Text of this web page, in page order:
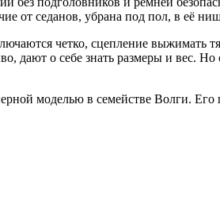
от седанов, убрана под пол, в её
четко, сцепление выжимать
дают о себе знать размеры и вес.
моделью в семействе Волги.